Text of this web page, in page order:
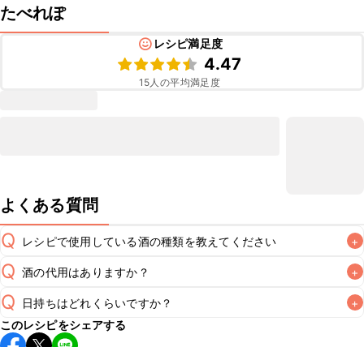
たべれぽ
レシピ満足度
4.47
15人の平均満足度
よくある質問
Q レシピで使用している酒の種類を教えてください +
A
Q 酒の代用はありますか？ +
A
Q 日持ちはどれくらいですか？ +
こちらのレシピは出来たてをお召し上がりいただくことをお
このレシピをシェアする